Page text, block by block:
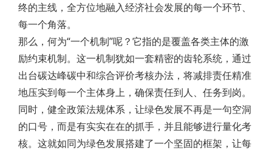
终的主线，全方位地融入经济社会发展的每一个环节、
每一个角落。
那么，何为“一个机制”呢？它指的是覆盖各类主体的激
励约束机制。这一机制犹如一套精密的齿轮系统，通过
出台碳达峰碳中和综合评价考核办法，将减排责任精准
地压实到每一个主体身上，确保责任到人、任务到岗。
同时，健全政策法规体系，让绿色发展不再是一句空洞
的口号，而是有实实在在的抓手，并且能够进行量化考
核。这就如同为绿色发展搭建了一个坚固的框架，让每